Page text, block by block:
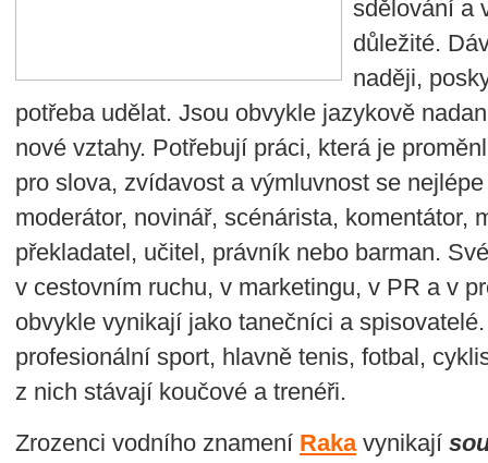
sdělování a
důležité.
naději,
potřeba udělat. Jsou obvykle jazykově
nové vztahy. Potřebují práci, která je
pro slova, zvídavost a výmluvnost se
moderátor, novinář, scénárista, komentátor,
překladatel, učitel, právník nebo barman.
v cestovním ruchu, v marketingu, v PR a v
obvykle vynikají jako tanečníci a
profesionální sport, hlavně tenis, fotbal,
z nich stávají koučové a trenéři.
Zrozenci vodního znamení Rakavynikají